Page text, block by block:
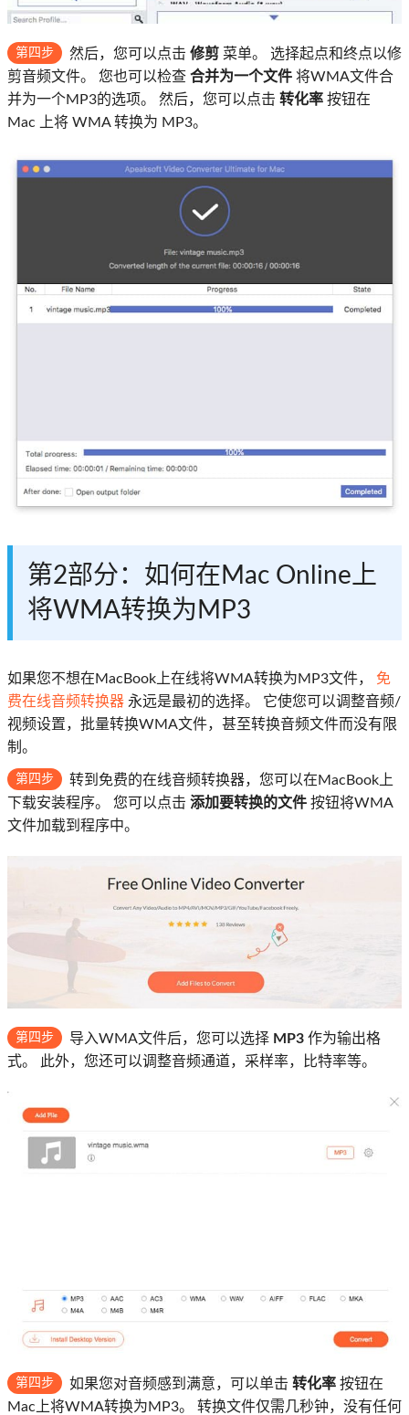
第四步 然后，您可以点击 修剪 菜单。 选择起点和终点以修
剪音频文件。 您也可以检查 合并为一个文件 将WMA文件合
并为一个MP3的选项。 然后，您可以点击 转化率 按钮在
Mac 上将 WMA 转换为 MP3。
第2部分：如何在Mac Online上
将WMA转换为MP3
如果您不想在MacBook上在线将WMA转换为MP3文件， 免
费在线音频转换器 永远是最初的选择。 它使您可以调整音频/
视频设置，批量转换WMA文件，甚至转换音频文件而没有限
制。
第四步
转到免费的在线音频转换器，您可以在MacBook上
下载安装程序。 您可以点击 添加要转换的文件 按钮将WMA
文件加载到程序中。
第四步 导入WMA文件后，您可以选择 MP3 作为输出格
式。 此外，您还可以调整音频通道，采样率，比特率等。
第四步 如果您对音频感到满意，可以单击 转化率 按钮在
Mac上将WMA转换为MP3。 转换文件仅需几秒钟，没有任何